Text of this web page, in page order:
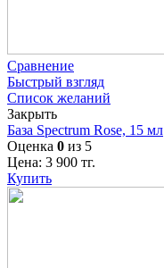
Сравнение
Быстрый взгляд
Список желаний
Закрыть
База Spectrum Rose, 15 мл
Оценка 0 из 5
Цена: 3 900 тг.
Купить